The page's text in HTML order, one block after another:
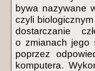
bywa nazywane
czyli
dostarczanie
o zmianach jego
poprzez
komputera.